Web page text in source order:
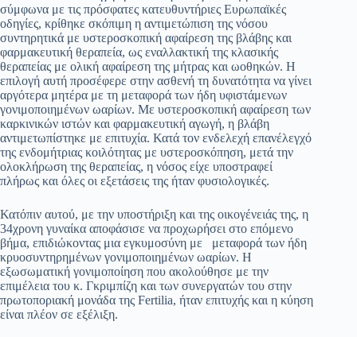
σύμφωνα με τις πρόσφατες κατευθυντήριες Ευρωπαϊκές
οδηγίες, κρίθηκε σκόπιμη η αντιμετώπιση της νόσου
συντηρητικά με υστεροσκοπική αφαίρεση της βλάβης και
φαρμακευτική θεραπεία, ως εναλλακτική της κλασικής
θεραπείας με ολική αφαίρεση της μήτρας και ωοθηκών. Η
επιλογή αυτή προσέφερε στην ασθενή τη δυνατότητα να γίνει
αργότερα μητέρα με τη μεταφορά των ήδη υφιστάμενων
γονιμοποιημένων ωαρίων. Με υστεροσκοπική αφαίρεση των
καρκινικών ιστών και φαρμακευτική αγωγή, η βλάβη
αντιμετωπίστηκε με επιτυχία. Κατά τον ενδελεχή επανέλεγχό
της ενδομήτριας κοιλότητας με υστεροσκόπηση, μετά την
ολοκλήρωση της θεραπείας, η νόσος είχε υποστραφεί
πλήρως και όλες οι εξετάσεις της ήταν φυσιολογικές.
Κατόπιν αυτού, με την υποστήριξη και της οικογένειάς της, η
34χρονη γυναίκα αποφάσισε να προχωρήσει στο επόμενο
βήμα, επιδιώκοντας μια εγκυμοσύνη με μεταφορά των ήδη
κρυοσυντηρημένων γονιμοποιημένων ωαρίων. Η
εξωσωματική γονιμοποίηση που ακολούθησε με την
επιμέλεια του κ. Γκριμπίζη και των συνεργατών του στην
πρωτοποριακή μονάδα της Fertilia, ήταν επιτυχής και η κύηση
είναι πλέον σε εξέλιξη.